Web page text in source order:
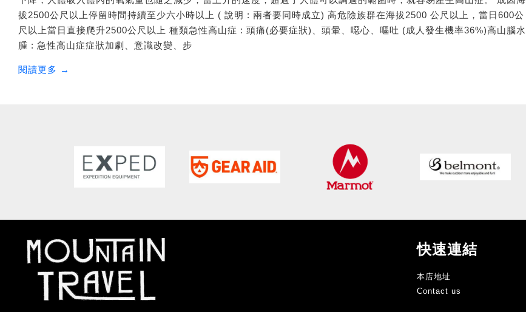
拔2500公尺以上停留時間持續至少六小時以上 ( 說明 : 兩者要同時成立) 高危險族群在海拔2500 公尺以上，當日600公
尺以上當日直接爬升2500公尺以上 種類急性高山症 : 頭痛(必要症狀)、頭暈、噁心、嘔吐 (成人發生機率36%)高山腦水
腫 : 急性高山症症狀加劇、意識改變、步
閱讀更多 →
快速連結
本店地址
Contact us